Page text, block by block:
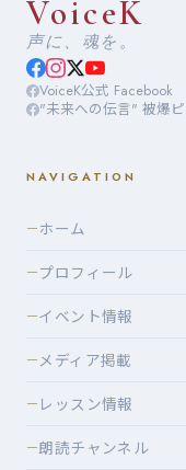
VoiceK
声に、魂を。
VoiceK公式 Facebook
"未来への伝言" 被爆
NAVIGATION
—ホーム
—プロフィール
—イベント情報
—メディア掲載
— レッスン情報
—朗読チャンネル